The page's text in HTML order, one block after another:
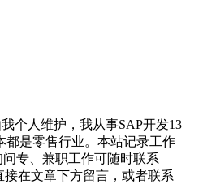
个人维护，我从事SAP开发13
都是零售行业。本站记录工作
专、兼职工作可随时联系
在文章下方留言，或者联系